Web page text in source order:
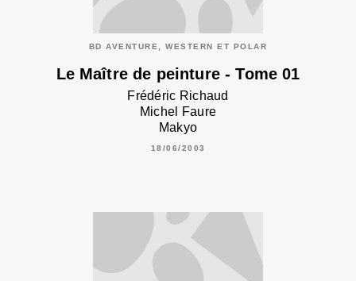
BD AVENTURE, WESTERN ET POLAR
Le Maître de peinture - Tome 01
Frédéric Richaud
Michel Faure
Makyo
18/06/2003